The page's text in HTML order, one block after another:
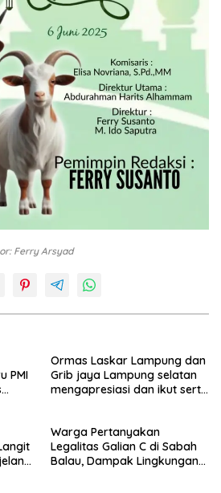
Ferry Arsyad
PMI
Ormas Laskar Lampung dan
Grib jaya Lampung selatan
mengapresiasi dan ikut serta
(dewan pimpinan cabang)
Partai Demokrat Lampung
Selatan gelar aksi bersih-
Warga Pertanyakan
Legalitas Galian C di Sabah
Balau, Dampak Lingkungan